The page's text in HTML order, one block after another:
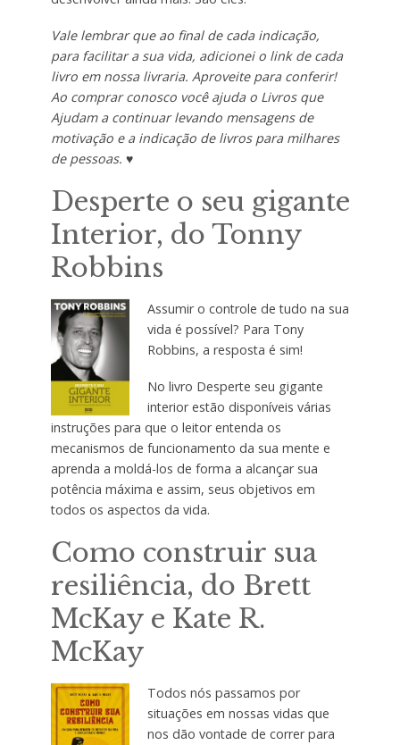
Vale lembrar que ao final de cada indicação,
para facilitar a sua vida, adicionei o link de cada
livro em nossa livraria. Aproveite para conferir!
Ao comprar conosco você ajuda o Livros que
Ajudam a continuar levando mensagens de
motivação e a indicação de livros para milhares
de pessoas. ♥
Desperte o seu gigante
Interior, do Tonny
Robbins
Assumir o controle de tudo na sua
vida é possível? Para Tony
Robbins, a resposta é sim!
No livro Desperte seu gigante
interior estão disponíveis várias
instruções para que o leitor entenda os
mecanismos de funcionamento da sua mente e
aprenda a moldá-los de forma a alcançar sua
potência máxima e assim, seus objetivos em
todos os aspectos da vida.
Como construir sua
resiliência, do Brett
McKay e Kate R.
McKay
Todos nós passamos por
situações em nossas vidas que
nos dão vontade de correr para